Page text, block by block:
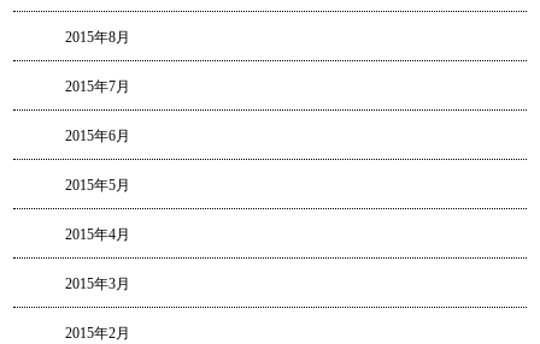
2015年8月
2015年7月
2015年6月
2015年5月
2015年4月
2015年3月
2015年2月